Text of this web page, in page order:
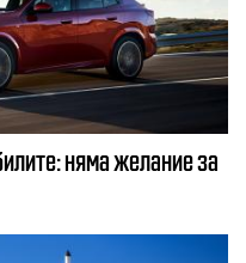
няма желание за